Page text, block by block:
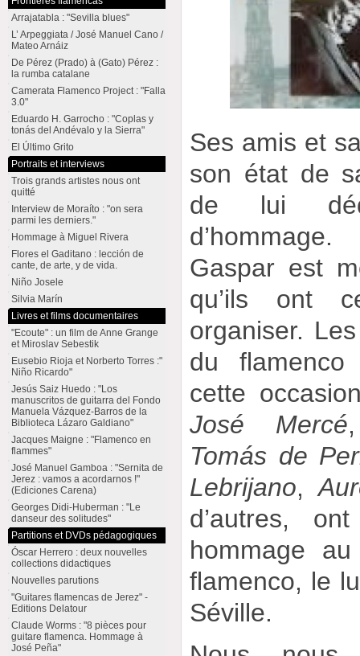
Ses amis et
son état de
de lui
Gaspar est
qu’ils ont
organiser.
du flamenco
cette
José Mercé
Tomás de
Lebrijano,
d’autres,
hommage
flamenco, le
Séville.
Arrajatabla : "Sevilla blues"
L’ Arpeggiata / José Manuel Cano /
Mateo Arnáiz
De Pérez (Prado) à (Gato) Pérez :
la rumba catalane
Camerata Flamenco Project : "Falla
3.0"
Eduardo H. Garrocho : "Coplas y
tonás del Andévalo y la Sierra"
El Último Grito
Portraits et interviews
Trois grands artistes nous ont
quitté
Interview de Moraíto : "on sera
parmi les derniers."
Hommage à Miguel Rivera
Flores el Gaditano : lección de
cante, de arte, y de vida.
Niño Josele
Silvia Marín
Livres et films documentaires
"Ecoute" : un film de Anne Grange
et Miroslav Sebestik
Eusebio Rioja et Norberto Torres :"
Niño Ricardo"
Jesús Saiz Huedo : "Los
manuscritos de guitarra del Fondo
Manuela Vázquez-Barros de la
Biblioteca Lázaro Galdiano"
Jacques Maigne : "Flamenco en
flammes"
José Manuel Gamboa : "Sernita de
Jerez : vamos a acordarnos !"
(Ediciones Carena)
Georges Didi-Huberman : "Le
danseur des solitudes"
Partitions et DVDs pédagogiques
Óscar Herrero : deux nouvelles
collections didactiques
Nouvelles parutions
"Guitares flamencas de Jerez" -
Editions Delatour
Claude Worms : "8 pièces pour
guitare flamenca. Hommage à
José Peña"